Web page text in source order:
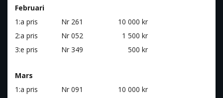
Februari
1:a pris
Nr 261
10 000 kr
2:a pris
Nr 052
1 500 kr
3:e pris
Nr 349 500 kr
Mars
1:a pris
Nr 091
10 000 kr